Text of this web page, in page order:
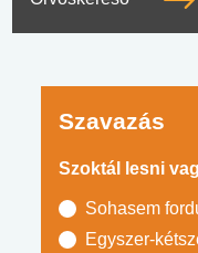
Szavazás
Szoktál lesni
Sohasem
Egyszer-